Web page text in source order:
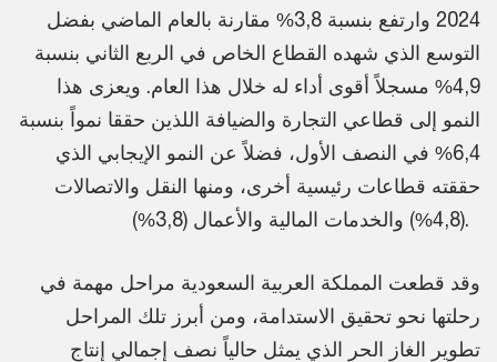
2024 وارتفع بنسبة 3,8% مقارنة بالعام الماضي بفضل
التوسع الذي شهده القطاع الخاص في الربع الثاني بنسبة
4,9% مسجلاً أقوى أداء له خلال هذا العام. ويعزى هذا
النمو إلى قطاعي التجارة والضيافة اللذين حققا نمواً بنسبة
6,4% في النصف الأول، فضلاً عن النمو الإيجابي الذي
حققته قطاعات رئيسية أخرى، ومنها النقل والاتصالات
(4,8%) والخدمات المالية والأعمال (3,8%).
وقد قطعت المملكة العربية السعودية مراحل مهمة في
رحلتها نحو تحقيق الاستدامة، ومن أبرز تلك المراحل
تطوير الغاز الحر الذي يمثل حالياً نصف إجمالي إنتاج